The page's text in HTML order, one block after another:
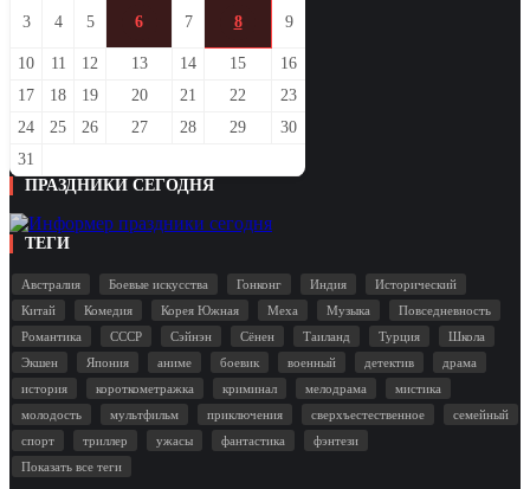
3 4 5 6 7 8 9
10 11 12 13 14 15
16
17
18 19 20 21 22
23
24
25 26 27 28 29
30
31
ПРАЗДНИКИ СЕГОДНЯ
ТЕГИ
Австралия Боевые искусства Гонконг Индия
Исторический
Китай
Комедия Корея Южная Меха Музыка
Повседневность
Романтика
СССР Сэйнэн Сёнен Таиланд Турция
Школа
Экшен
Япония аниме боевик военный детектив
драма
история
короткометражка криминал мелодрама
мистика
молодость
мультфильм приключения сверхъестественное
семейный
спорт
триллер ужасы фантастика
фэнтези
Показать все теги